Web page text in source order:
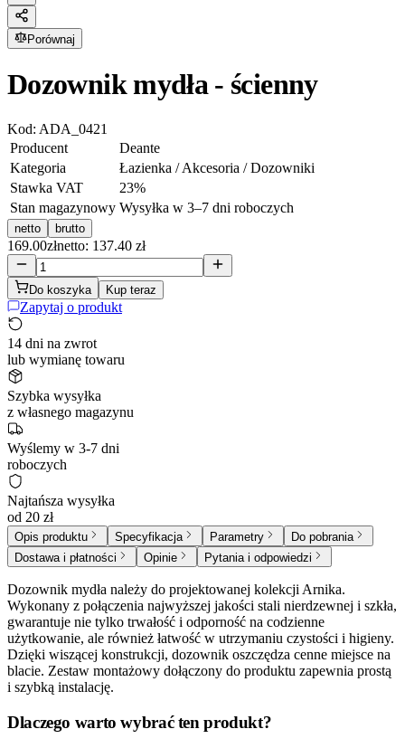
Porównaj
Dozownik mydła - ścienny
Kod: ADA_0421
Producent
Deante
Kategoria
Łazienka / Akcesoria / Dozowniki
Stawka VAT
23%
Stan magazynowy Wysyłka w 3–7 dni roboczych
netto brutto
169.00złnetto: 137.40 zł
Do koszyka Kup teraz
Zapytaj o produkt
14 dni na zwrot
lub wymianę towaru
Szybka wysyłka
z własnego magazynu
Wyślemy w 3-7 dni
roboczych
Najtańsza wysyłka
od 20 zł
Opis produktu Specyfikacja Parametry
Do pobrania
Dostawa i płatności
Opinie Pytania i odpowiedzi
Dozownik mydła należy do projektowanej kolekcji Arnika.
Wykonany z połączenia najwyższej jakości stali nierdzewnej i szkła,
gwarantuje nie tylko trwałość i odporność na codzienne
użytkowanie, ale również łatwość w utrzymaniu czystości i higieny.
Dzięki wiszącej konstrukcji, dozownik oszczędza cenne miejsce na
blacie. Zestaw montażowy dołączony do produktu zapewnia prostą
i szybką instalację.
Dlaczego warto wybrać ten produkt?